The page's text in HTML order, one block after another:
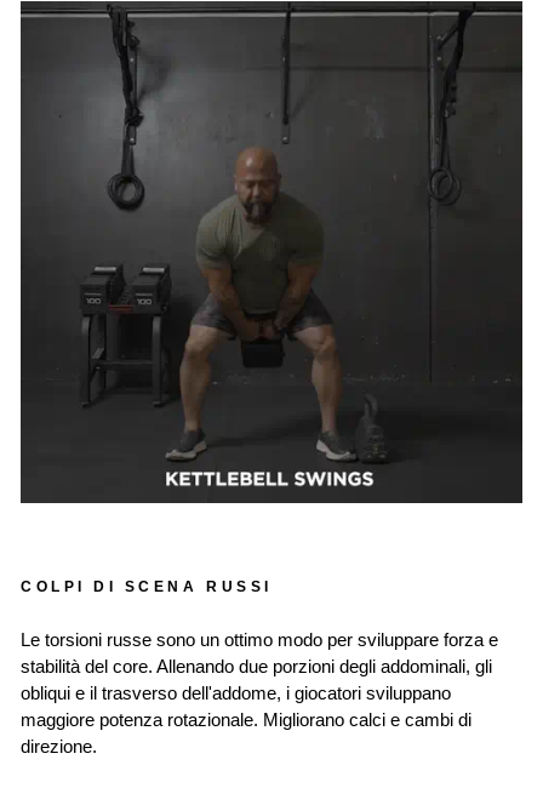
COLPI DI SCENA RUSSI
Le torsioni russe sono un ottimo modo per sviluppare forza e
stabilità del core. Allenando due porzioni degli addominali, gli
obliqui e il trasverso dell'addome, i giocatori sviluppano
maggiore potenza rotazionale. Migliorano calci e cambi di
direzione.